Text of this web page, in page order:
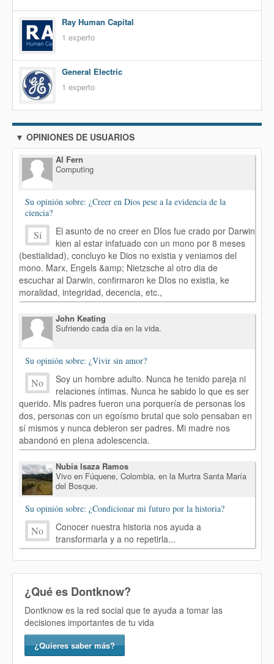
Ray Human Capital
1 experto
General Electric
1 experto
▼ OPINIONES DE USUARIOS
Al Fern
Computing
Su opinión sobre: ¿Creer en Dios pese a la evidencia de la
ciencia?
Sí
El asunto de no creer en DIos fue crado por Darwin
kien al estar infatuado con un mono por 8 meses
(bestialidad), concluyo ke Dios no existia y veniamos del
mono. Marx, Engels &amp; Nietzsche al otro dia de
escuchar al Darwin, confirmaron ke DIos no existia, ke
moralidad, integridad, decencia, etc.,
John Keating
Sufriendo cada día en la vida.
Su opinión sobre: ¿Vivir sin amor?
No
Soy un hombre adulto. Nunca he tenido pareja ni
relaciones íntimas. Nunca he sabido lo que es ser
querido. Mis padres fueron una porquería de personas los
dos, personas con un egoísmo brutal que solo pensaban en
sí mismos y nunca debieron ser padres. Mi madre nos
abandonó en plena adolescencia.
Nubia Isaza Ramos
Vivo en Fúquene, Colombia, en la Murtra Santa María
del Bosque.
Su opinión sobre: ¿Condicionar mi futuro por la historia?
No
Conocer nuestra historia nos ayuda a
transformarla y a no repetirla...
¿Qué es Dontknow?
Dontknow es la red social que te ayuda a tomar las
decisiones importantes de tu vida
¿Quieres saber más?